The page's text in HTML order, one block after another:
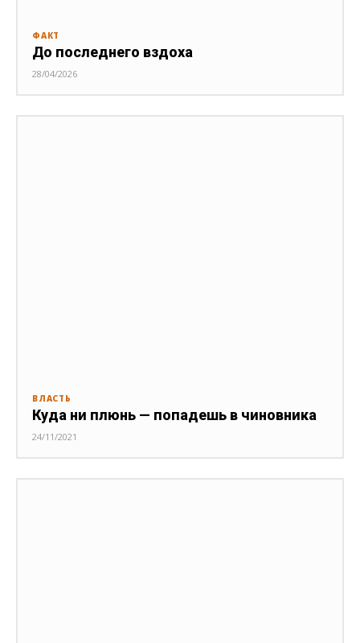
ФАКТ
До последнего вздоха
28/04/2026
ВЛАСТЬ
Куда ни плюнь — попадешь в чиновника
24/11/2021